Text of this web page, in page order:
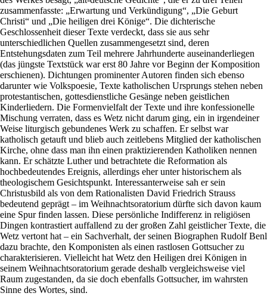
zusammenfasste: „Erwartung und Verkündigung“, „Die Geburt
Christi“ und „Die heiligen drei Könige“. Die dichterische
Geschlossenheit dieser Texte verdeckt, dass sie aus sehr
unterschiedlichen Quellen zusammengesetzt sind, deren
Entstehungsdaten zum Teil mehrere Jahrhunderte auseinanderliegen
(das jüngste Textstück war erst 80 Jahre vor Beginn der Komposition
erschienen). Dichtungen prominenter Autoren finden sich ebenso
darunter wie Volkspoesie, Texte katholischen Ursprungs stehen neben
protestantischen, gottesdienstliche Gesänge neben geistlichen
Kinderliedern. Die Formenvielfalt der Texte und ihre konfessionelle
Mischung verraten, dass es Wetz nicht darum ging, ein in irgendeiner
Weise liturgisch gebundenes Werk zu schaffen. Er selbst war
katholisch getauft und blieb auch zeitlebens Mitglied der katholischen
Kirche, ohne dass man ihn einen praktizierenden Katholiken nennen
kann. Er schätzte Luther und betrachtete die Reformation als
hochbedeutendes Ereignis, allerdings eher unter historischem als
theologischem Gesichtspunkt. Interessanterweise sah er sein
Christusbild als von dem Rationalisten David Friedrich Strauss
bedeutend geprägt – im Weihnachtsoratorium dürfte sich davon kaum
eine Spur finden lassen. Diese persönliche Indifferenz in religiösen
Dingen kontrastiert auffallend zu der großen Zahl geistlicher Texte, die
Wetz vertont hat – ein Sachverhalt, der seinen Biographen Rudolf Benl
dazu brachte, den Komponisten als einen rastlosen Gottsucher zu
charakterisieren. Vielleicht hat Wetz den Heiligen drei Königen in
seinem Weihnachtsoratorium gerade deshalb vergleichsweise viel
Raum zugestanden, da sie doch ebenfalls Gottsucher, im wahrsten
Sinne des Wortes, sind.